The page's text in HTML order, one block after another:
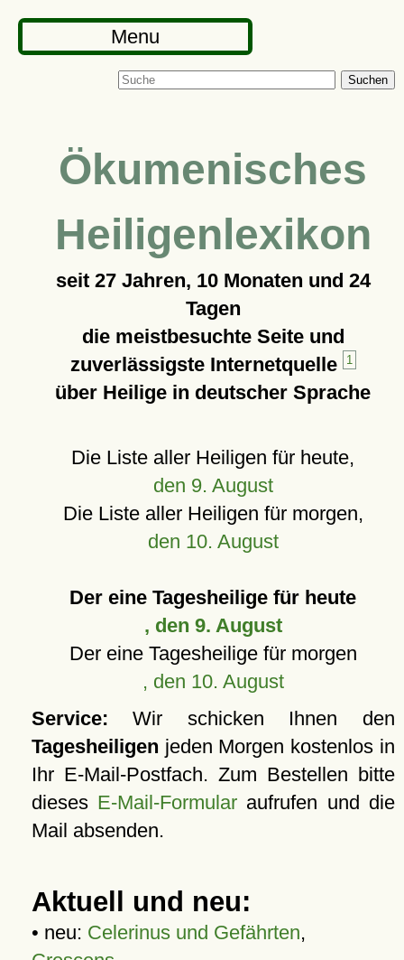
Menu
Suchen
Ökumenisches
Heiligenlexikon
seit 27 Jahren, 10 Monaten und 24
Tagen
die meistbesuchte Seite und
zuverlässigste Internetquelle
1
über Heilige in deutscher Sprache
Die Liste aller Heiligen für heute,
den 9. August
Die Liste aller Heiligen für morgen,
den 10. August
Der eine Tagesheilige für heute
, den 9. August
Der eine Tagesheilige für morgen
, den 10. August
Service: Wir schicken Ihnen den
Tagesheiligen jeden Morgen kostenlos in
Ihr E-Mail-Postfach. Zum Bestellen bitte
dieses E-Mail-Formular aufrufen und die
Mail absenden.
Aktuell und neu:
• neu: Celerinus und Gefährten,